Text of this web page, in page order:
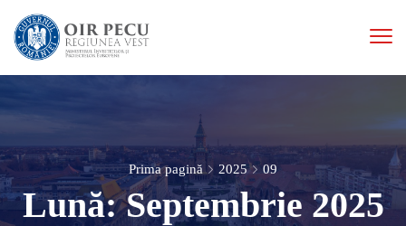
Prima pagină 2025 09
Lună:Septembrie 2025